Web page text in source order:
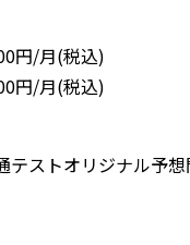
円/月(税込)
(税込)
テストオリジナル予